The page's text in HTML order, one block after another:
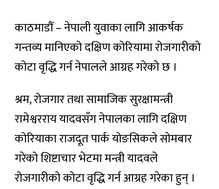
काठमाडौं – नेपाली युवाका लागि आकर्षक
गन्तव्य मानिएको दक्षिण कोरियामा रोजगारीको
कोटा वृद्धि गर्न नेपालले आग्रह गरेको छ ।
श्रम, रोजगार तथा सामाजिक सुरक्षामन्त्री
रामेश्वरराय यादवसँग नेपालका लागि दक्षिण
कोरियाका राजदूत पार्क योङसिकले सोमबार
गरेको शिष्टाचार भेटमा मन्त्री यादवले
रोजगारीको कोटा वृद्धि गर्न आग्रह गरेका हुन् ।